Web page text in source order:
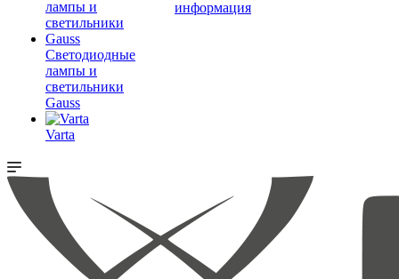
Светодиодные
лампы и
светильники
Gauss
Varta
информация